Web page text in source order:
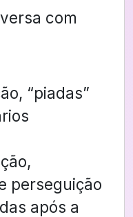
com
“piadas”
perseguição
após a